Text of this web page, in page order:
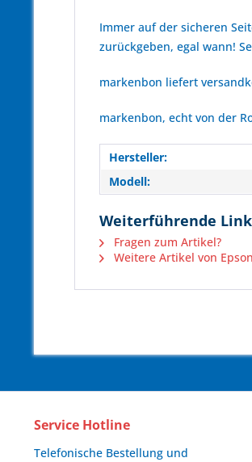
Immer auf der sicheren
zurückgeben, egal wann!
markenbon liefert
markenbon, echt von der
Hersteller:
Modell:
Weiterführende
Fragen zum Artikel?
Weitere Artikel von Epson
Service Hotline
Telefonische Bestellung und